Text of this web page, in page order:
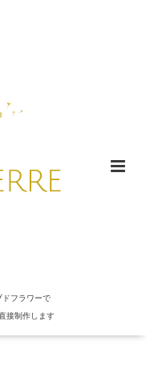
ドフラワーで
接制作します